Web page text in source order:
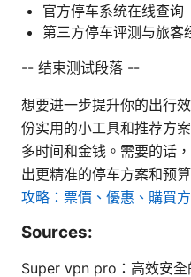
官方停车系统在线查询
第三方停车评测与旅客
-- 结束测试段落 --
想要进一步提升你的出行
份实用的小工具和推荐方
多时间和金钱。需要的话
出更精准的停车方案和预算
攻略：票價、優惠、購買
Sources:
Super vpn pro：高效安